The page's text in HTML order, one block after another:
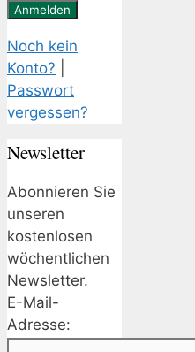
Noch kein
Konto?
Passwort
vergessen?
Newsletter
Abonnieren Sie
unseren
kostenlosen
wöchentlichen
Newsletter.
E-Mail-
Adresse: